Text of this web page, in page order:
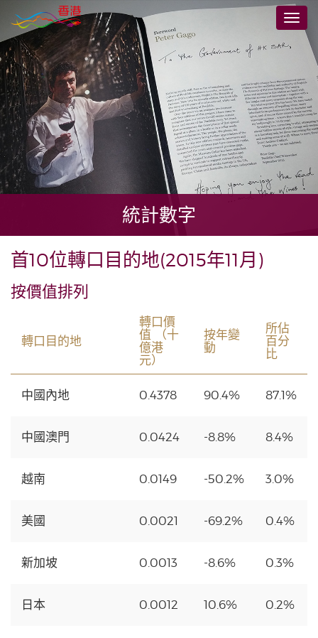
至
主
要
內
容
切
統計數字
首10位轉口目的地(2015年11月)
按價值排列
轉口目的地
轉口價
值 （十
億港
元）
按年變
動
所佔
百分
比
中國內地 0.4378 90.4% 87.1%
中國澳門 0.0424 -8.8% 8.4%
越南 0.0149 -50.2% 3.0%
美國 0.0021 -69.2% 0.4%
新加坡 0.0013 -8.6% 0.3%
日本 0.0012 10.6% 0.2%